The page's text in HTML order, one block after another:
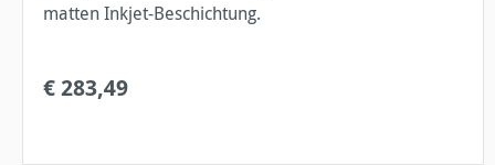
matten Inkjet-Beschichtung.
€ 283,49